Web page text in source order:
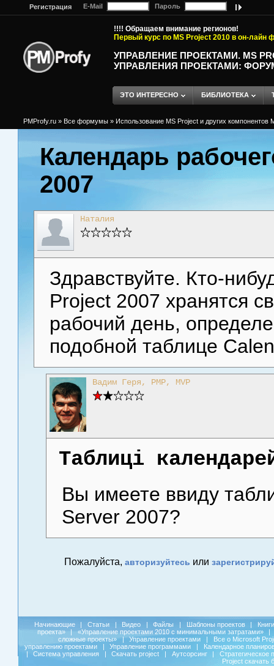
Регистрация E-Mail Пароль
!!!! Обращаем внимание регионов!
Первый курс по MS Project 2010 в он-лайн
УПРАВЛЕНИЕ ПРОЕКТАМИ. MS
УПРАВЛЕНИЯ ПРОЕКТАМИ:
ЭТО ИНТЕРЕСНО БИБЛИОТЕКА
PMProfy.ru » Все формумы » Использование MS Project и других компонентов
Календарь
2007
Наталия
Здравствуйте. Кто-
Project 2007 хранятся
рабочий день,
подобной таблице
Вадим Геря, PMP, MVP
Таблиці
Вы имеете ввиду
Server 2007?
Пожалуйста, авторизуйтесь или
Начинающие | Статьи | Видео | Файлы | Шаблоны проектов |
Книги
проекта»
| «Управление проектами 2010 с минимальными затратами»
|
сложные проекты»
| Управление проектами |
Все о Microsoft
управлению проектами
| Управление программами |
Календарное
|
Система управления | Скачать project | Аутсорсинг |
Стратегическое
Project скачать